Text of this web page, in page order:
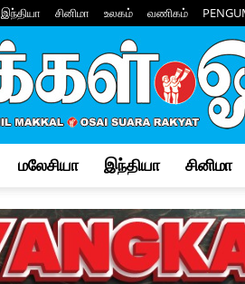
இந்தியா சினிமா உலகம் வணிகம்
மலேசியா இந்தியா சினிமா